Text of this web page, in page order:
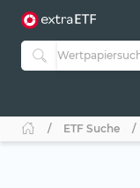
ETF Suche